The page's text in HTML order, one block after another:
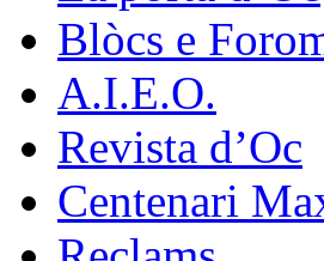
Blòcs e
A.I.E.O.
Revista d’Oc
Centenari